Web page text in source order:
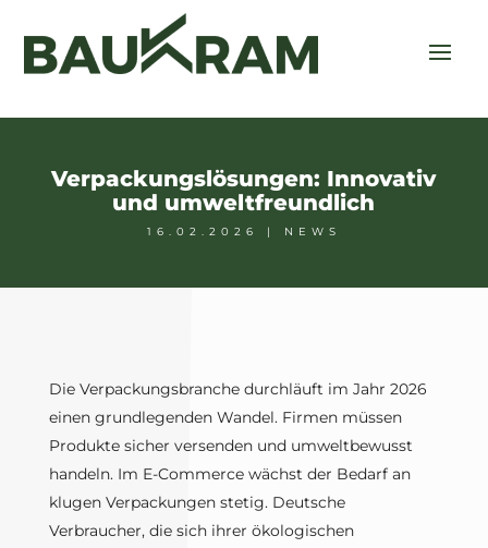
Verpackungslösungen: Innovativ
und umweltfreundlich
16.02.2026 | NEWS
Die Verpackungsbranche durchläuft im Jahr 2026
einen grundlegenden Wandel. Firmen müssen
Produkte sicher versenden und umweltbewusst
handeln. Im E-Commerce wächst der Bedarf an
klugen Verpackungen stetig. Deutsche
Verbraucher, die sich ihrer ökologischen